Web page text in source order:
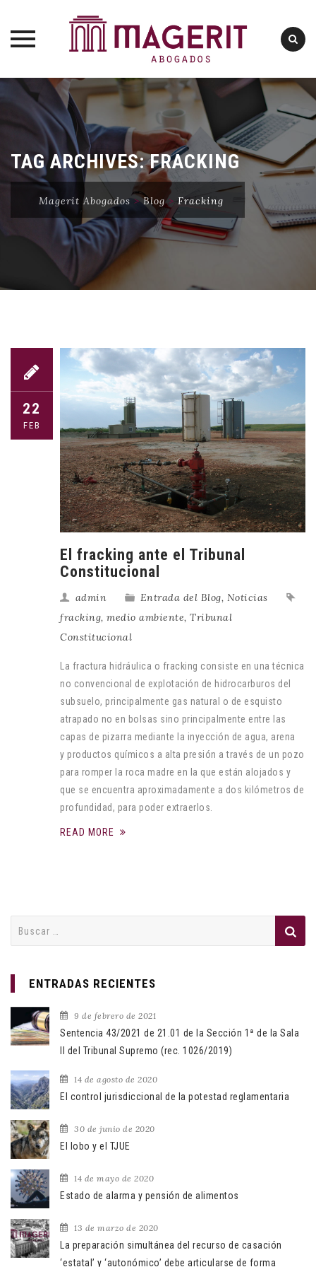
Skip
content
TAG ARCHIVES:FRACKING
Magerit Abogados>Blog> Fracking
22
FEB
El fracking ante el Tribunal
Constitucional
admin Entrada del Blog, Noticias
fracking, medio ambiente, Tribunal
Constitucional
La fractura hidráulica o fracking consiste en una técnica
no convencional de explotación de hidrocarburos del
subsuelo, principalmente gas natural o de esquisto
atrapado no en bolsas sino principalmente entre las
capas de pizarra mediante la inyección de agua, arena
y productos químicos a alta presión a través de un pozo
para romper la roca madre en la que están alojados y
que se encuentra aproximadamente a dos kilómetros de
profundidad, para poder extraerlos.
READ MORE
ENTRADAS RECIENTES
9 de febrero de 2021
Sentencia 43/2021 de 21.01 de la Sección 1ª de la Sala
II del Tribunal Supremo (rec. 1026/2019)
14 de agosto de 2020
El control jurisdiccional de la potestad reglamentaria
30 de junio de 2020
El lobo y el TJUE
14 de mayo de 2020
Estado de alarma y pensión de alimentos
13 de marzo de 2020
La preparación simultánea del recurso de casación
‘estatal’ y ‘autonómico’ debe articularse de forma